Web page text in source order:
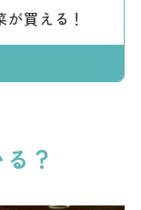
買える！
？